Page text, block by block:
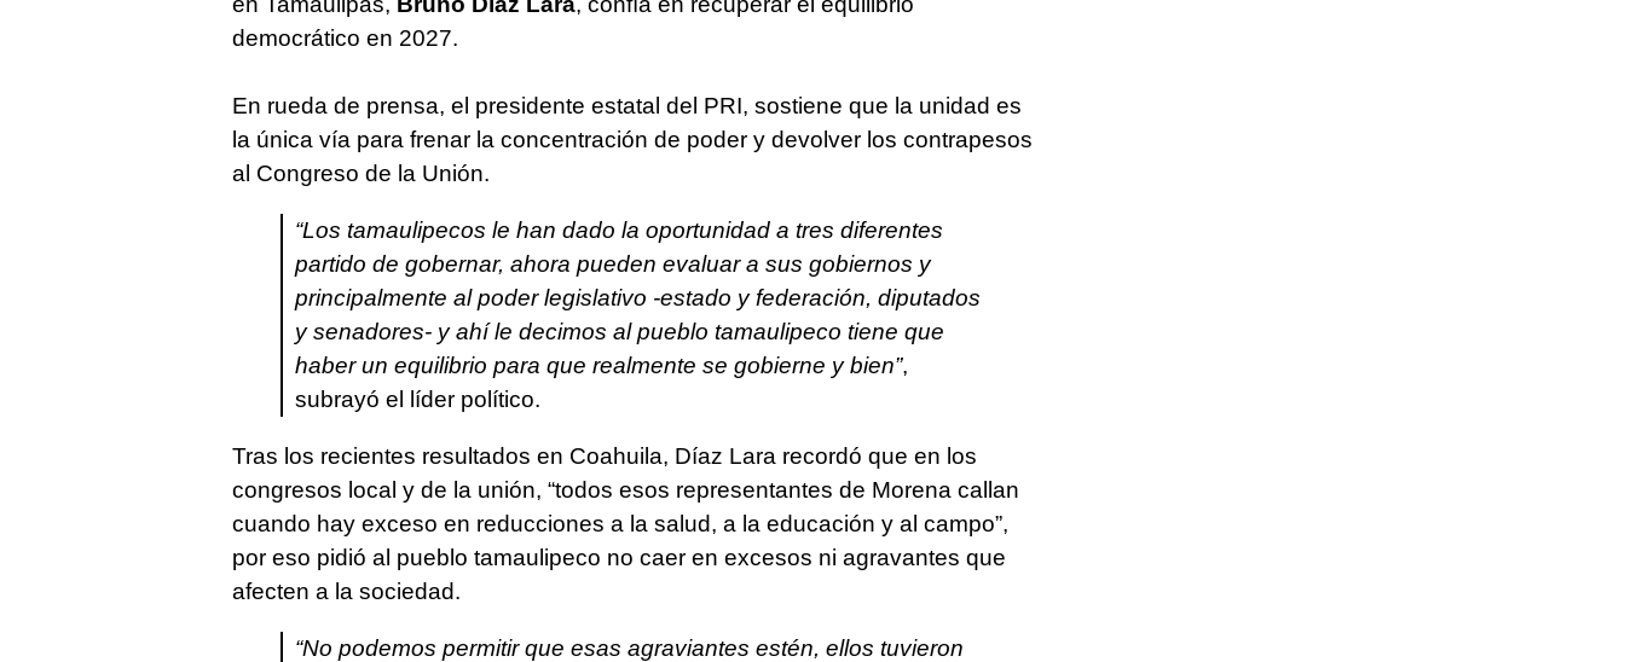
democrático en 2027.
En rueda de prensa, el presidente estatal del PRI, sostiene que la unidad es
la única vía para frenar la concentración de poder y devolver los contrapesos
al Congreso de la Unión.
“Los tamaulipecos le han dado la oportunidad a tres diferentes
partido de gobernar, ahora pueden evaluar a sus gobiernos y
principalmente al poder legislativo -estado y federación, diputados
y senadores- y ahí le decimos al pueblo tamaulipeco tiene que
haber un equilibrio para que realmente se gobierne y bien”,
subrayó el líder político.
Tras los recientes resultados en Coahuila, Díaz Lara recordó que en los
congresos local y de la unión, “todos esos representantes de Morena callan
cuando hay exceso en reducciones a la salud, a la educación y al campo”,
por eso pidió al pueblo tamaulipeco no caer en excesos ni agravantes que
afecten a la sociedad.
“No podemos permitir que esas agraviantes estén, ellos tuvieron